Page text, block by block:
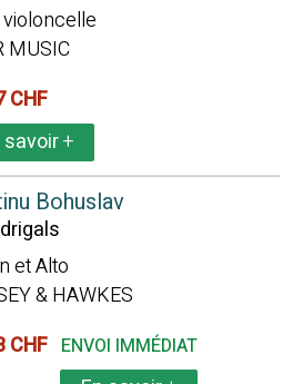
MUSIC
CHF
savoir+
Bohuslav
et Alto
& HAWKES
CHF ENVOI IMMÉDIAT